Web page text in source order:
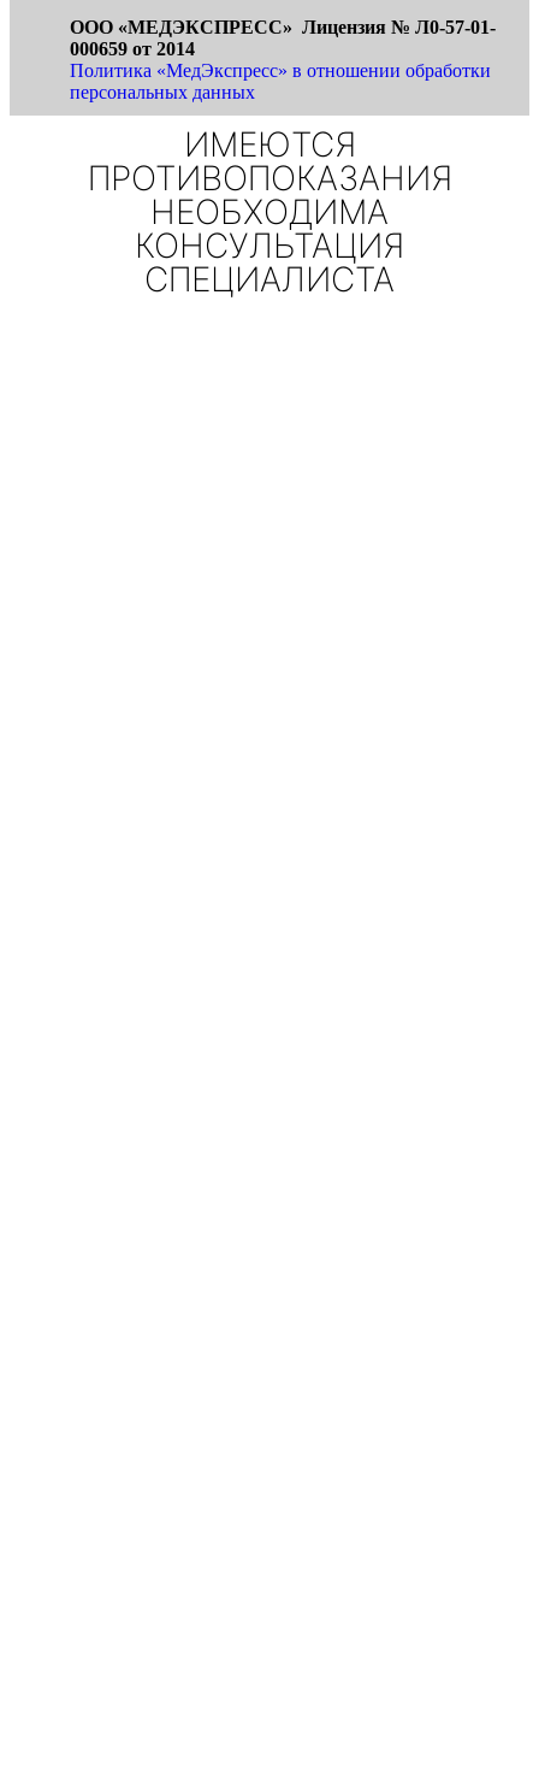
ООО «МЕДЭКСПРЕСС» Лицензия № Л0-57-01-
000659 от 2014
Политика «МедЭкспресс» в отношении обработки
персональных данных
ИМЕЮТСЯ
ПРОТИВОПОКАЗАНИЯ
НЕОБХОДИМА
КОНСУЛЬТАЦИЯ
СПЕЦИАЛИСТА